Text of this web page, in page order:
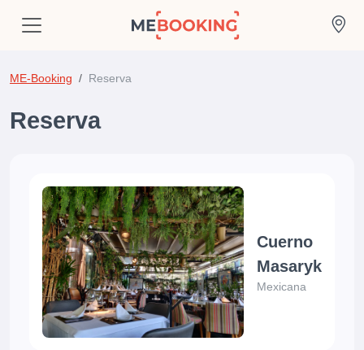
ME-Booking Reserva
Reserva
Cuerno
Masaryk
Mexicana